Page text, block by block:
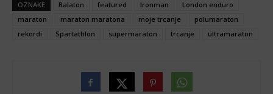
OZNAKE Balaton featured Ironman
London enduro
maraton
maraton maratona moje trcanje
polumaraton
rekordi
Spartathlon supermaraton trcanje ultramaraton